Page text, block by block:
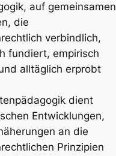
auf gemeinsamen
die
verbindlich,
fundiert, empirisch
alltäglich erprobt
dient
Entwicklungen,
an die
Prinzipien